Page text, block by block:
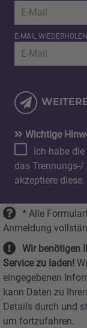
E-MAIL WIEDERHOLEN
Wichtige
Ich habe die
das Trennungs-/
akzeptiere diese.
* Alle
Anmeldung
Wir benötigen
Service zu laden!
eingegebenen
kann Daten zu
Details durch und
um fortzufahren.